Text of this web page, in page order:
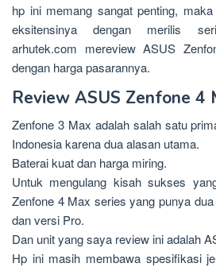
hp ini memang sangat penting,
eksitensinya dengan merilis
arhutek.com mereview ASUS
dengan harga pasarannya.
Review ASUS Zenfone 4
Zenfone 3 Max adalah salah satu
Indonesia karena dua alasan utama.
Baterai kuat dan harga miring.
Untuk mengulang kisah sukses
Zenfone 4 Max series yang punya
dan versi Pro.
Dan unit yang saya review ini adalah
Hp ini masih membawa spesifikasi